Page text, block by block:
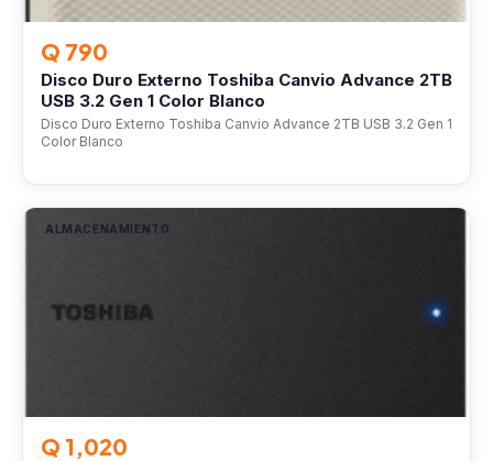
Q 790
Disco Duro Externo Toshiba Canvio Advance 2TB
USB 3.2 Gen 1 Color Blanco
Disco Duro Externo Toshiba Canvio Advance 2TB USB 3.2 Gen 1
Color Blanco
ALMACENAMIENTO
Q 1,020